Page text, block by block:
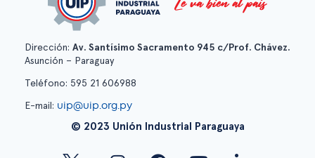
Dirección: Av. Santísimo Sacramento 945 c/Prof. Chávez.
Asunción – Paraguay
Teléfono: 595 21 606988
E-mail: uip@uip.org.py
© 2023 Unión Industrial Paraguaya